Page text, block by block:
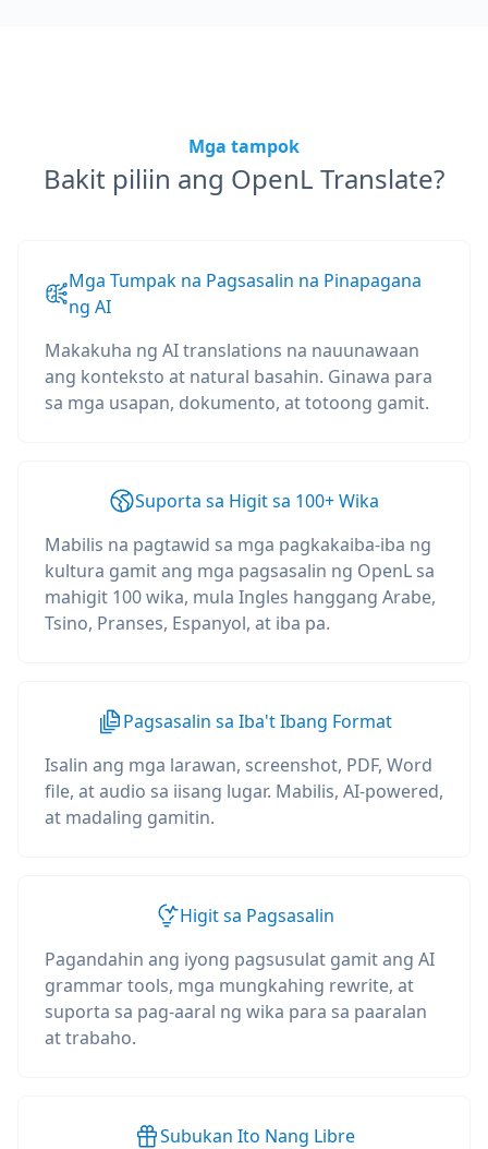
Mga tampok
Bakit piliin ang OpenL Translate?
Mga Tumpak na Pagsasalin na Pinapagana
ng AI
Makakuha ng AI translations na nauunawaan
ang konteksto at natural basahin. Ginawa para
sa mga usapan, dokumento, at totoong gamit.
Suporta sa Higit sa 100+ Wika
Mabilis na pagtawid sa mga pagkakaiba-iba ng
kultura gamit ang mga pagsasalin ng OpenL sa
mahigit 100 wika, mula Ingles hanggang Arabe,
Tsino, Pranses, Espanyol, at iba pa.
Pagsasalin sa Iba't Ibang Format
Isalin ang mga larawan, screenshot, PDF, Word
file, at audio sa iisang lugar. Mabilis, AI-powered,
at madaling gamitin.
Higit sa Pagsasalin
Pagandahin ang iyong pagsusulat gamit ang AI
grammar tools, mga mungkahing rewrite, at
suporta sa pag-aaral ng wika para sa paaralan
at trabaho.
Subukan Ito Nang Libre